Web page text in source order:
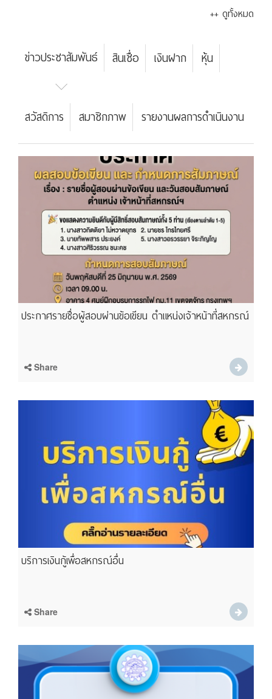
++ ดูทั้งหมด
ข่าวประชาสัมพันธ์ สินเชื่อ เงินฝาก หุ้น
สวัสดิการ สมาชิกภาพ รายงานผลการดำเนินงาน
ประกาศรายชื่อผู้สอบผ่านข้อเขียน ตำแหน่งเจ้าหน้าที่สหกรณ์
Share
บริการเงินกู้เพื่อสหกรณ์อื่น
Share